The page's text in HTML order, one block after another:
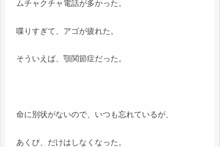
ムチャクチャ電話が多かった。
喋りすぎて、アゴが疲れた。
そういえば、顎関節症だった。
命に別状がないので、いつも忘れているが、
あくび、だけはしなくなった。